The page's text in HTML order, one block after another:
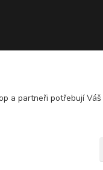
a partneři potřebují Váš